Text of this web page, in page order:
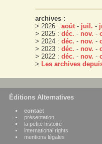
archives :
> 2026 : août- juil. -
> 2025 : déc. - nov. -
> 2024 : déc. - nov. -
> 2023 : déc. - nov. -
> 2022 : déc. - nov. -
> Les archives
Éditions Alternatives
contact
présentation
la petite histoire
international rights
mentions légales